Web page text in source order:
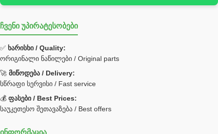
Hyva
უჟანგავი ფოლადი
Bobcat ფილტრი
Caterpillar ფილტრი
JCB ფილტრი
ქვაბი გათბობა მილები
ჩვენი უპირატესობები
✅ ხარისხი / Quality:
ორიგინალი ნაწილები / Original parts
🚀 მიწოდება / Delivery:
სწრაფი სერვისი / Fast service
💰 ფასები / Best Prices:
საუკეთესო შეთავაზება / Best offers